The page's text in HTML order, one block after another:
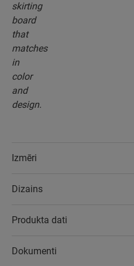
Izmēri
Dizains
Produkta dati
Dokumenti